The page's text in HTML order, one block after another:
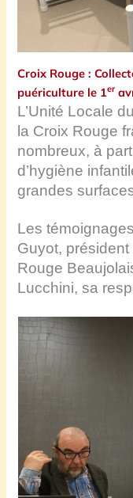
Croix Rouge :
puériculture le 1er
L’Unité Locale
la Croix Rouge
nombreux, à
d’hygiène
grandes
Les
Guyot, président
Rouge
Lucchini, sa